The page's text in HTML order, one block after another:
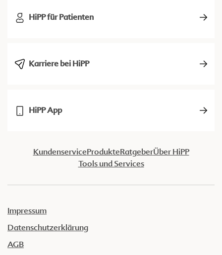
HiPP für Patienten
Karriere bei HiPP
HiPP App
KundenserviceProdukteRatgeberÜber HiPP
Tools und Services
Impressum
Datenschutzerklärung
AGB